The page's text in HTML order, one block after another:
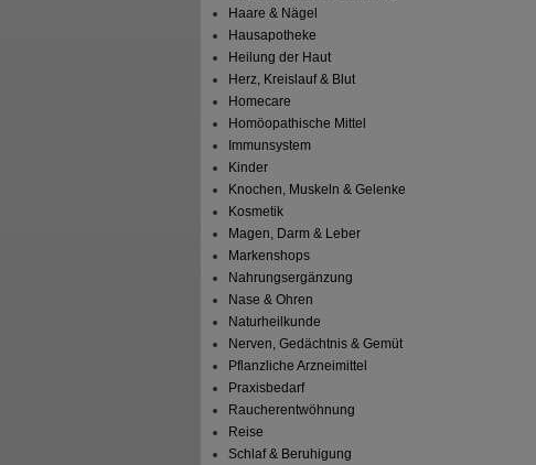
Haare & Nägel
Hausapotheke
Heilung der Haut
Herz, Kreislauf & Blut
Homecare
Homöopathische Mittel
Immunsystem
Kinder
Knochen, Muskeln & Gelenke
Kosmetik
Magen, Darm & Leber
Markenshops
Nahrungsergänzung
Nase & Ohren
Naturheilkunde
Nerven, Gedächtnis & Gemüt
Pflanzliche Arzneimittel
Praxisbedarf
Raucherentwöhnung
Reise
Schlaf & Beruhigung